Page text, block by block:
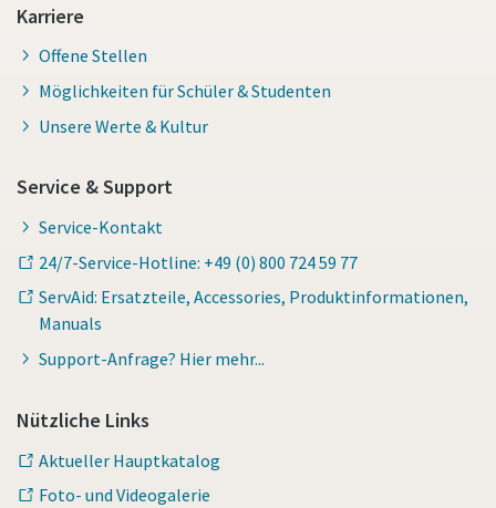
Karriere
Offene Stellen
Möglichkeiten für Schüler & Studenten
Unsere Werte & Kultur
Service & Support
Service-Kontakt
24/7-Service-Hotline: +49 (0) 800 724 59 77
ServAid: Ersatzteile, Accessories, Produktinformationen,
Manuals
Support-Anfrage? Hier mehr...
Nützliche Links
Aktueller Hauptkatalog
Foto- und Videogalerie